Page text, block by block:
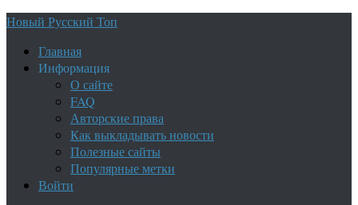
Новый Русский Топ
Главная
Информация
О сайте
FAQ
Авторские права
Как выкладывать новости
Полезные сайты
Популярные метки
Войти